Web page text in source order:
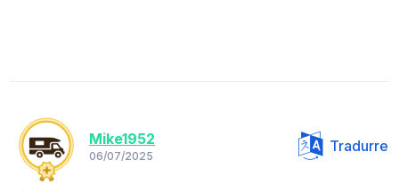
Mike1952
06/07/2025
Tradurre